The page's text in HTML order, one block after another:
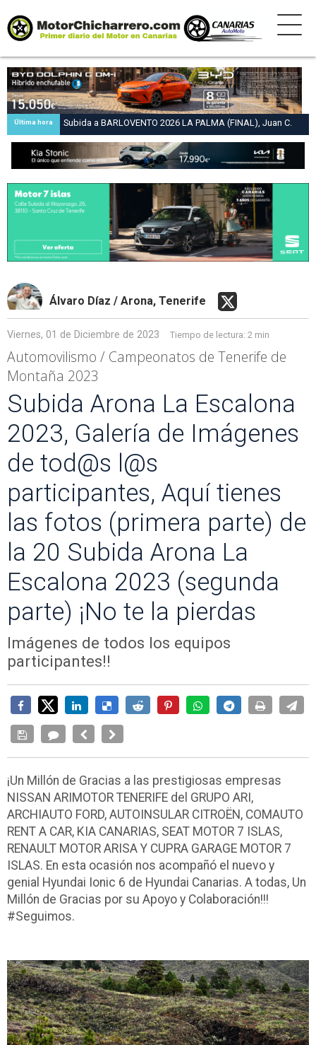
Última hora
Subida a BARLOVENTO 2026 LA PALMA (FINAL), Juan C.
Brito y Carlos A. Pérez hacen suya la victoria en la 47 Subida
a Barlovento
Álvaro Díaz / Arona, Tenerife
Viernes, 01 de Diciembre de 2023 Tiempo de lectura: 2 min
Automovilismo / Campeonatos de Tenerife de
Montaña 2023
Subida Arona La Escalona
2023, Galería de Imágenes
de tod@s l@s
participantes, Aquí tienes
las fotos (primera parte) de
la 20 Subida Arona La
Escalona 2023 (segunda
parte) ¡No te la pierdas
Imágenes de todos los equipos
participantes!!
¡Un Millón de Gracias a las prestigiosas empresas
NISSAN ARIMOTOR TENERIFE del GRUPO ARI,
ARCHIAUTO FORD, AUTOINSULAR CITROËN, COMAUTO
RENT A CAR, KIA CANARIAS, SEAT MOTOR 7 ISLAS,
RENAULT MOTOR ARISA Y CUPRA GARAGE MOTOR 7
ISLAS. En esta ocasión nos acompañó el nuevo y
genial Hyundai Ionic 6 de Hyundai Canarias. A todas, Un
Millón de Gracias por su Apoyo y Colaboración!!!
#Seguimos.